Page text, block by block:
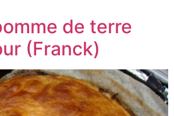
de terre
(Franck)